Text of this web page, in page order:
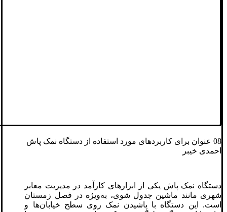
08 عنوان برای کاربردهای مورد استفاده از دستگاه نمک پاش
احمدی خیبر
دستگاه نمک پاش یکی از ابزارهای کارآمد در مدیریت معابر
شهری مانند ماشین جدول شوی، به‌ویژه در فصل زمستان
است. این دستگاه با پاشیدن نمک روی سطح خیابان‌ها و